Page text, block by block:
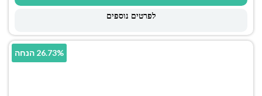
לפרטים נוספים
26.73% הנחה